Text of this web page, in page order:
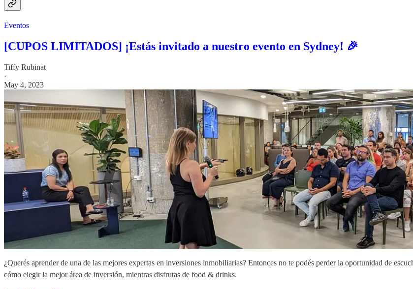
Eventos
[CUPOS LIMITADOS] ¡Estás invitado a nuestro evento en Sydney! 🎉
Tiffy Rubinat
·
May 4, 2023
¿Querés aprender de una de las mejores expertas en inversiones inmobiliarias? Entonces no te podés perder la oportunidad de
cómo elegir la mejor área de inversión, mientras disfrutas de food & drinks.